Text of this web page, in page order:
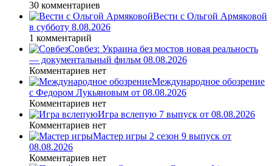
30 комментариев
Вести с Ольгой Армяковой
в субботу 8.08.2026
1 комментарий
Совбез: Украина без мостов новая реальность
— документальный фильм 08.08.2026
Комментариев нет
Международное обозрение
с Федором Лукьяновым от 08.08.2026
Комментариев нет
Игра вслепую 7 выпуск от 08.08.2026
Комментариев нет
Мастер игры 2 сезон 9 выпуск от
08.08.2026
Комментариев нет